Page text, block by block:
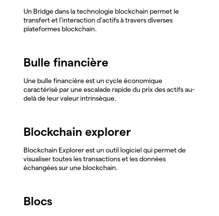
Un Bridge dans la technologie blockchain permet le
transfert et l'interaction d'actifs à travers diverses
plateformes blockchain.
Bulle financière
Une bulle financière est un cycle économique
caractérisé par une escalade rapide du prix des actifs au-
delà de leur valeur intrinsèque.
Blockchain explorer
Blockchain Explorer est un outil logiciel qui permet de
visualiser toutes les transactions et les données
échangées sur une blockchain.
Blocs